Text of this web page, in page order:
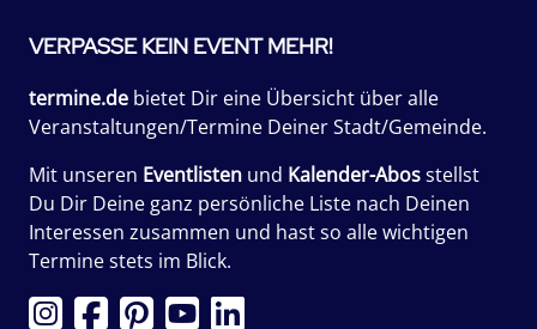
VERPASSE KEIN EVENT MEHR!
termine.de bietet Dir eine Übersicht über alle
Veranstaltungen/Termine Deiner Stadt/Gemeinde.
Mit unseren Eventlisten und Kalender-Abosstellst
Du Dir Deine ganz persönliche Liste nach Deinen
Interessen zusammen und hast so alle wichtigen
Termine stets im Blick.